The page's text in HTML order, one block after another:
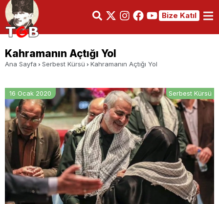
Bize Katıl
Kahramanın Açtığı Yol
Ana Sayfa Serbest Kürsü Kahramanın Açtığı Yol
16 Ocak 2020 Serbest Kürsü